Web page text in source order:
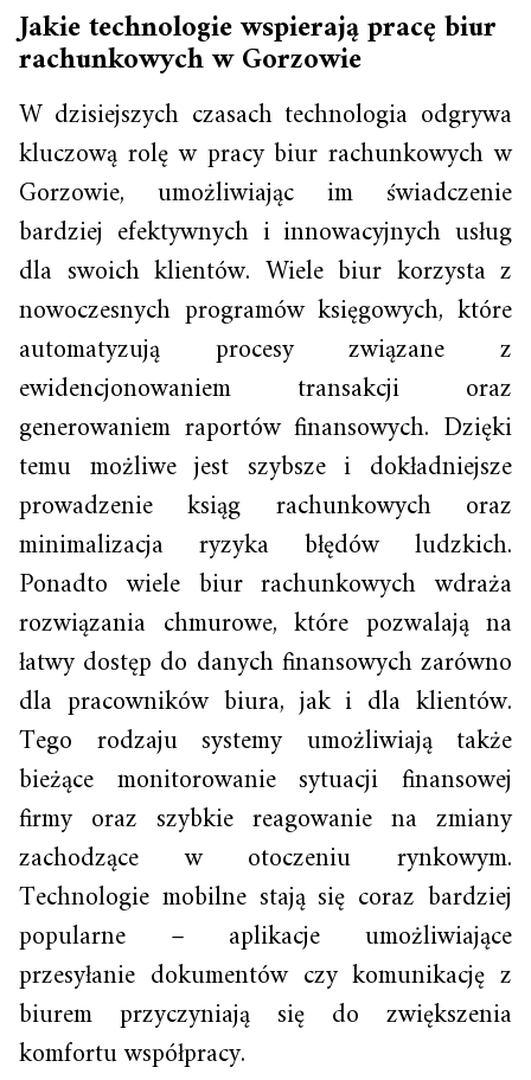
Jakie technologie wspierają pracę biur
rachunkowych w Gorzowie
W dzisiejszych czasach technologia odgrywa
kluczową rolę w pracy biur rachunkowych w
Gorzowie, umożliwiając im świadczenie
bardziej efektywnych i innowacyjnych usług
dla swoich klientów. Wiele biur korzysta z
nowoczesnych programów księgowych, które
automatyzują procesy związane z
ewidencjonowaniem transakcji oraz
generowaniem raportów finansowych. Dzięki
temu możliwe jest szybsze i dokładniejsze
prowadzenie ksiąg rachunkowych oraz
minimalizacja ryzyka błędów ludzkich.
Ponadto wiele biur rachunkowych wdraża
rozwiązania chmurowe, które pozwalają na
łatwy dostęp do danych finansowych zarówno
dla pracowników biura, jak i dla klientów.
Tego rodzaju systemy umożliwiają także
bieżące monitorowanie sytuacji finansowej
firmy oraz szybkie reagowanie na zmiany
zachodzące w otoczeniu rynkowym.
Technologie mobilne stają się coraz bardziej
popularne – aplikacje umożliwiające
przesyłanie dokumentów czy komunikację z
biurem przyczyniają się do zwiększenia
komfortu współpracy.